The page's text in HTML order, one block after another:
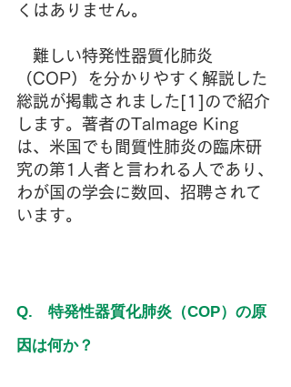
くはありません。
難しい特発性器質化肺炎
（COP）を分かりやすく解説した
総説が掲載されました[1]ので紹介
します。著者のTalmage King
は、米国でも間質性肺炎の臨床研
究の第1人者と言われる人であり、
わが国の学会に数回、招聘されて
います。
Q.　特発性器質化肺炎（COP）の原
因は何か？